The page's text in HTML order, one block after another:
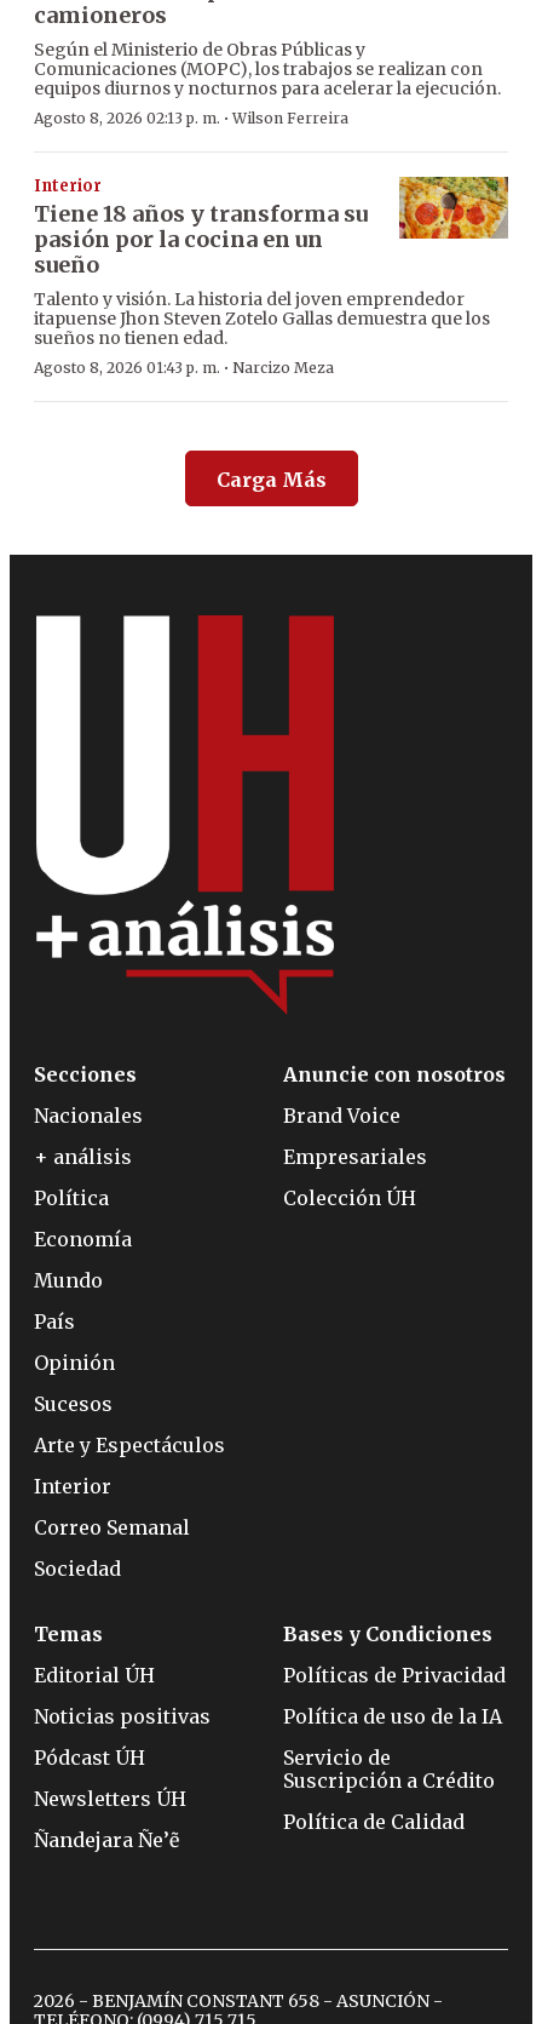
camioneros
Según el Ministerio de Obras Públicas y
Comunicaciones (MOPC), los trabajos se realizan con
equipos diurnos y nocturnos para acelerar la ejecución.
Agosto 8, 2026 02:13 p. m. ·Wilson Ferreira
Interior
Tiene 18 años y transforma su
pasión por la cocina en un
sueño
Talento y visión. La historia del joven emprendedor
itapuense Jhon Steven Zotelo Gallas demuestra que los
sueños no tienen edad.
Agosto 8, 2026 01:43 p. m. · Narcizo Meza
Carga Más
Secciones
Nacionales
+ análisis
Política
Economía
Mundo
País
Opinión
Sucesos
Arte y Espectáculos
Interior
Correo Semanal
Sociedad
Anuncie con nosotros
Brand Voice
Empresariales
Colección ÚH
Temas
Editorial ÚH
Noticias positivas
Pódcast ÚH
Newsletters ÚH
Ñandejara Ñe’ẽ
Bases y Condiciones
Políticas de Privacidad
Política de uso de la IA
Servicio de
Suscripción a Crédito
Política de Calidad
2026 - BENJAMÍN CONSTANT 658 - ASUNCIÓN -